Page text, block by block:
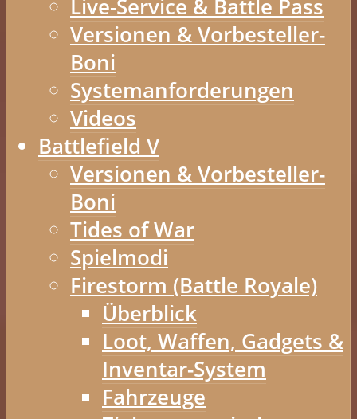
Live-Service & Battle Pass
Versionen & Vorbesteller-
Boni
Systemanforderungen
Videos
Battlefield V
Versionen & Vorbesteller-
Boni
Tides of War
Spielmodi
Firestorm (Battle Royale)
Überblick
Loot, Waffen, Gadgets &
Inventar-System
Fahrzeuge